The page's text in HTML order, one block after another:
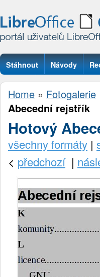
Stáhnout Návody
Otázky
Home » Fotogalerie
Abecední rejstřík
Hotový
všechny formáty |
< předchozí|